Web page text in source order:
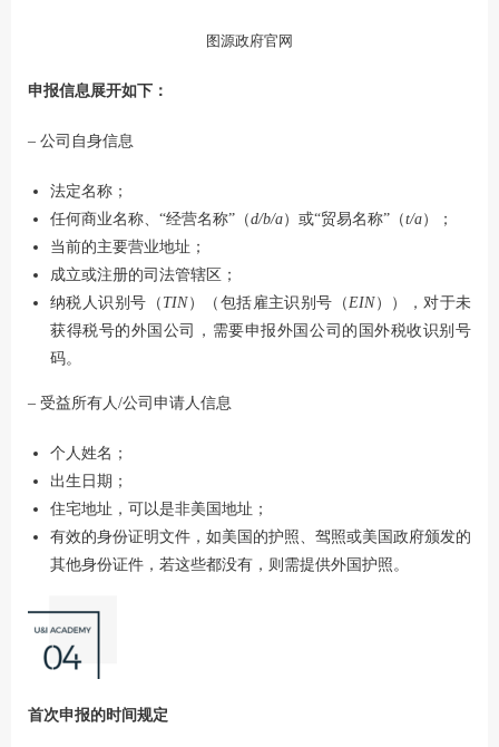
图源政府官网
申报信息展开如下：
– 公司自身信息
法定名称；
任何商业名称、“经营名称”（d/b/a）或“贸易名称”（t/a）；
当前的主要营业地址；
成立或注册的司法管辖区；
纳税人识别号（ TIN）（包括雇主识别号（ EIN）），对于未
获得税号的外国公司，需要申报外国公司的国外税收识别号
码。
– 受益所有人/公司申请人信息
个人姓名；
出生日期；
住宅地址，可以是非美国地址；
有效的身份证明文件，如美国的护照、驾照或美国政府颁发的
其他身份证件，若这些都没有，则需提供外国护照。
首次申报的时间规定